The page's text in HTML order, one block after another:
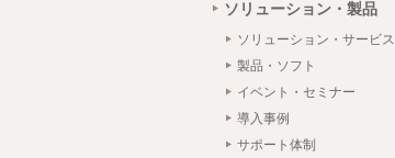
ソリューション・製品
ソリューション・サービス
製品・ソフト
イベント・セミナー
導入事例
サポート体制